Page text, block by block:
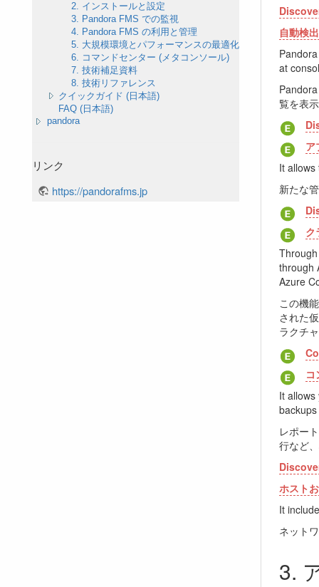
2. インストールと設定
3. Pandora FMS での監視
4. Pandora FMS の利用と管理
5. 大規模環境とパフォーマンスの最適化
6. コマンドセンター (メタコンソール)
7. 技術補足資料
8. 技術リファレンス
クイックガイド (日本語)
FAQ (日本語)
pandora
リンク
https://pandorafms.jp
自動検
at
覧を表
ア
It
新たな
ク
through
Azure
この機
された
ラクチ
コ
It
レポー
行など
ホスト
It
ネット